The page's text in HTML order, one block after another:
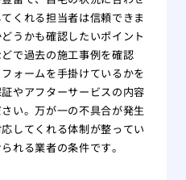
くれる担当者は信頼できま
うかも確認したいポイント
で過去の施工事例を確認
ォームを手掛けているかを
やアフターサービスの内容
い。万が一の不具合が発生
してくれる体制が整ってい
れる業者の条件です。